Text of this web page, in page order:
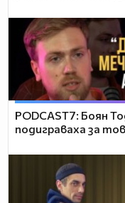
PODCAST7: ‪Боян
подиграваха за